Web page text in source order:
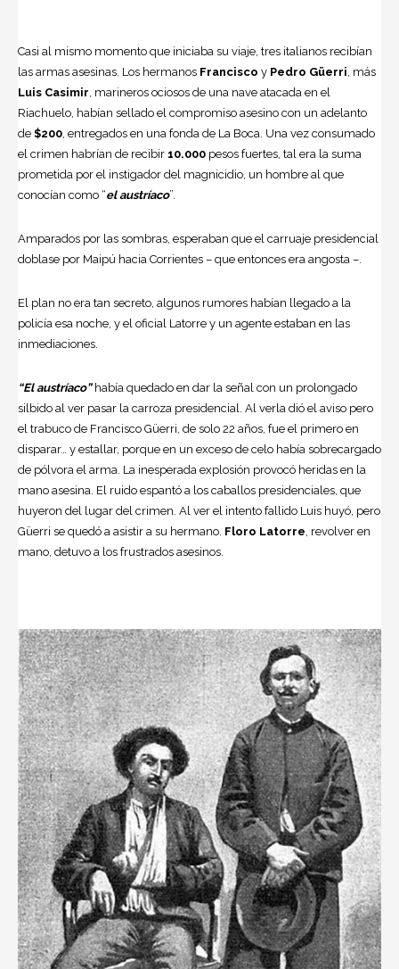
Casi al mismo momento que iniciaba su viaje, tres italianos recibían
las armas asesinas. Los hermanos Francisco y Pedro Güerri , más
Luis Casimir , marineros ociosos de una nave atacada en el
Riachuelo, habían sellado el compromiso asesino con un adelanto
de $200 , entregados en una fonda de La Boca. Una vez consumado
el crimen habrían de recibir 10.000 pesos fuertes, tal era la suma
prometida por el instigador del magnicidio, un hombre al que
conocían como “el austríaco”.
Amparados por las sombras, esperaban que el carruaje presidencial
doblase por Maipú hacia Corrientes – que entonces era angosta –.
El plan no era tan secreto, algunos rumores habían llegado a la
policía esa noche, y el oficial Latorre y un agente estaban en las
inmediaciones.
“El austríaco”había quedado en dar la señal con un prolongado
silbido al ver pasar la carroza presidencial. Al verla dió el aviso pero
el trabuco de Francisco Güerri, de solo 22 años, fue el primero en
disparar… y estallar, porque en un exceso de celo había sobrecargado
de pólvora el arma. La inesperada explosión provocó heridas en la
mano asesina. El ruido espantó a los caballos presidenciales, que
huyeron del lugar del crimen. Al ver el intento fallido Luis huyó, pero
Güerri se quedó a asistir a su hermano. Floro Latorre , revolver en
mano, detuvo a los frustrados asesinos.